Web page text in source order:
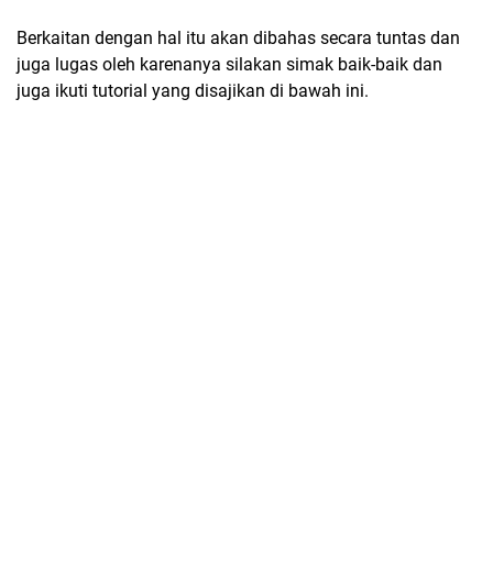
Berkaitan dengan hal itu akan dibahas secara tuntas dan
juga lugas oleh karenanya silakan simak baik-baik dan
juga ikuti tutorial yang disajikan di bawah ini.